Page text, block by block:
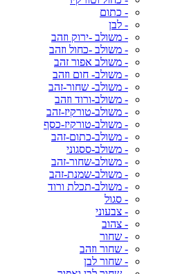
- כתום
- לבן
- משולב -ירוק וזהב
- משולב -כחול וזהב
- משולב אפור זהב
- משולב- חום וזהב
- משולב- שחור-זהב
- משולב-ורוד וזהב
- משולב-טורקיז-זהב
- משולב-טורקיז-כסף
- משולב-כתום-זהב
- משולב-ססגוני
- משולב-שחור-זהב
- משולב-שמנת-זהב
- משולב-תכלת ורוד
- סגול
- צבעוני
- צהוב
- שחור
- שחור וזהב
- שחור לבן